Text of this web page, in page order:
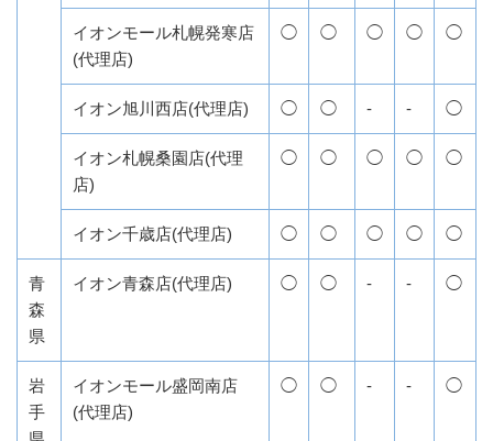
イオンモール札幌発寒店
(代理店)
◯ ◯ ◯ ◯ ◯
イオン旭川西店(代理店) ◯ ◯ - - ◯
イオン札幌桑園店(代理
店)
◯ ◯ ◯ ◯ ◯
イオン千歳店(代理店) ◯ ◯ ◯ ◯ ◯
青
森
県
イオン青森店(代理店) ◯ ◯ - - ◯
岩
手
イオンモール盛岡南店
(代理店)
◯ ◯ - - ◯